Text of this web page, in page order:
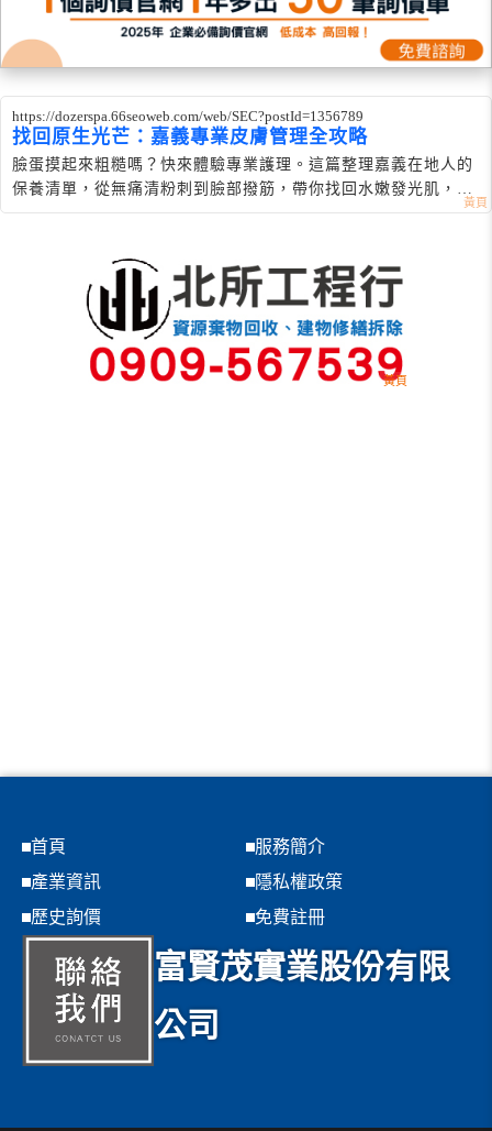
https://dozerspa.66seoweb.com/web/SEC?postId=1356789
找回原生光芒：嘉義專業皮膚管理全攻略
臉蛋摸起來粗糙嗎？快來體驗專業護理。這篇整理嘉義在地人的
保養清單，從無痛清粉刺到臉部撥筋，帶你找回水嫩發光肌，敏
感肌也不怕喔！
首頁
服務簡介
產業資訊
隱私權政策
歷史詢價
免費註冊
富賢茂實業股份有限
公司